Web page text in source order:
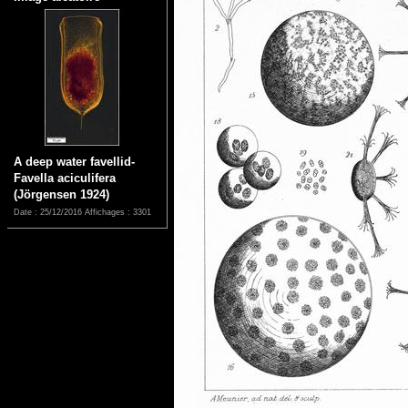
A deep water favellid-
Favella aciculifera
(Jörgensen 1924)
Date : 25/12/2016 Affichages : 3301